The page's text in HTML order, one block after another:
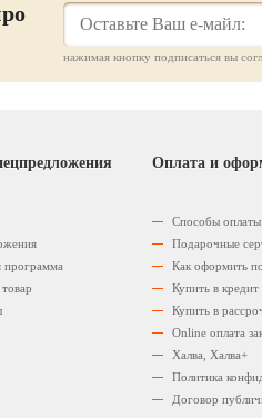
нажимая кнопку подписаться вы
программа
Оплата и
Способы оплаты
Подарочные
Как оформить
Купить в кредит
Купить в
Оnline оплата
Халва, Халва+
Политика
Договор